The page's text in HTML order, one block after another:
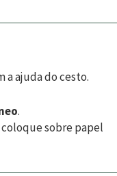
a ajuda do cesto.
.
coloque sobre papel